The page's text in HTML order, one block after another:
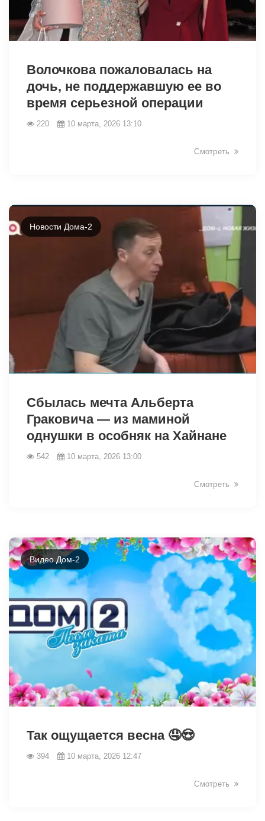
Волочкова пожаловалась на
дочь, не поддержавшую ее во
время серьезной операции
220 10 марта, 2026 13:10
Смотреть
Новости Дома-2
Сбылась мечта Альберта
Граковича — из маминой
однушки в особняк на Хайнане
542 10 марта, 2026 13:00
Смотреть
Видео Дом-2
Так ощущается весна 🤤😍
394 10 марта, 2026 12:47
Смотреть